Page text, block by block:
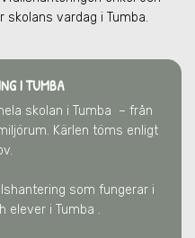
skolans vardag i Tumba.
I TUMBA
skolan i Tumba – från
Kärlen töms enligt
som fungerar i
elever i Tumba .